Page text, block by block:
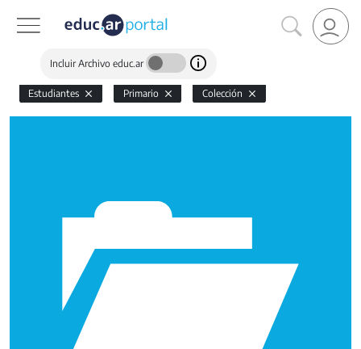
Incluir Archivo educ.ar
Estudiantes Primario Colección